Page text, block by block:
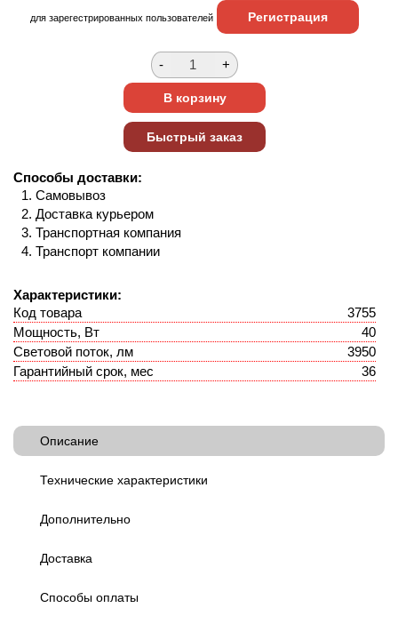
для зарегестрированных пользователей Регистрация
Способы доставки:
Самовывоз
Доставка курьером
Транспортная компания
Транспорт компании
Характеристики:
Код товара
3755
Мощность, Вт
40
Световой поток, лм
3950
Гарантийный срок, мес
36
Описание
Технические характеристики
Дополнительно
Доставка
Способы оплаты